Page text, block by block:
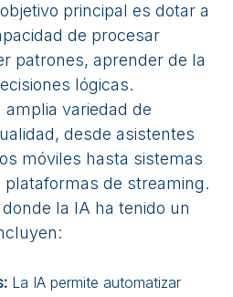
principal es dotar a
de procesar
patrones, aprender de la
lógicas.
amplia variedad de
desde asistentes
móviles hasta sistemas
de streaming.
la IA ha tenido un
La IA permite automatizar